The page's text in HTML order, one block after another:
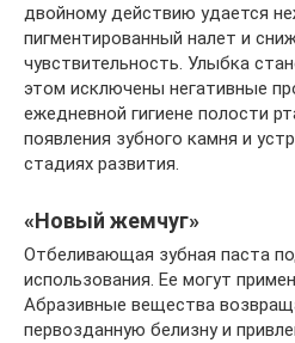
двойному действию удается
пигментированный налет и
чувствительность. Улыбка
этом исключены негативные
ежедневной гигиене полости
появления зубного камня и
стадиях развития.
«Новый жемчуг»
Отбеливающая зубная паста
использования. Ее могут
Абразивные вещества
первозданную белизну и